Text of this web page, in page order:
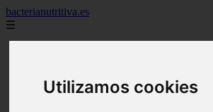
Utilizamos cookies
bacterianutritiva.es
☰
batidos